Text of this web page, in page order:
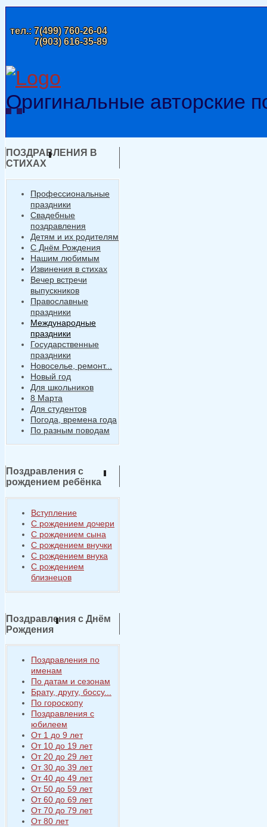
тел.:7(499) 760-26-04
7(903) 616-35-89
Оригинальные авторские
ПОЗДРАВЛЕНИЯ В
СТИХАХ
Профессиональные
праздники
Свадебные
поздравления
Детям и их родителям
С Днём Рождения
Нашим любимым
Извинения в стихах
Вечер встречи
выпускников
Православные
праздники
Международные
праздники
Государственные
праздники
Новоселье, ремонт...
Новый год
Для школьников
8 Марта
Для студентов
Погода, времена года
По разным поводам
Поздравления с
рождением ребёнка
Вступление
С рождением дочери
С рождением сына
С рождением внучки
С рождением внука
С рождением
близнецов
Поздравления с Днём
Рождения
Поздравления по
именам
По датам и сезонам
Брату, другу, боссу...
По гороскопу
Поздравления с
юбилеем
От 1 до 9 лет
От 10 до 19 лет
От 20 до 29 лет
От 30 до 39 лет
От 40 до 49 лет
От 50 до 59 лет
От 60 до 69 лет
От 70 до 79 лет
От 80 лет